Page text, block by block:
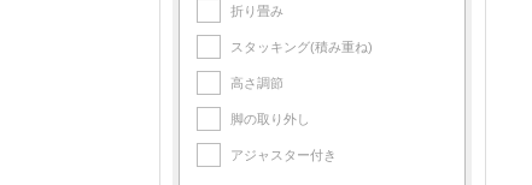
中国
スペイン製
スウェーデン製
台湾製
中国製
折り畳み
スタッキング(積み重ね)
高さ調節
脚の取り外し
アジャスター付き